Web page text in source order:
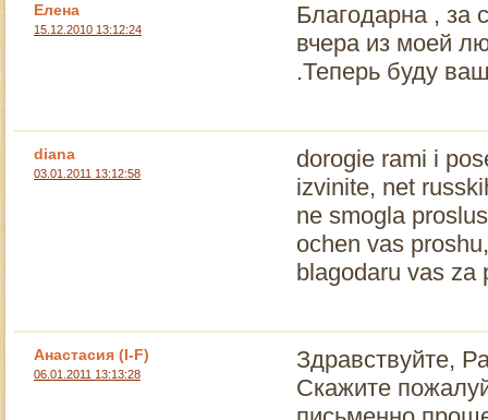
Елена
15.12.2010 13:12:24
Благодарна , за
вчера из моей
.Теперь буду
diana
03.01.2011 13:12:58
dorogie rami i
izvinite, net
ne smogla
ochen vas
blagodaru vas za
Анастасия (I-F)
06.01.2011 13:13:28
Здравствуйте,
Скажите